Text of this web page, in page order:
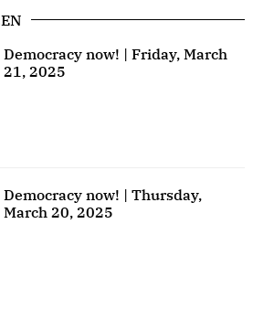
Democracy now! | Friday, March
21, 2025
Democracy now! | Thursday,
March 20, 2025